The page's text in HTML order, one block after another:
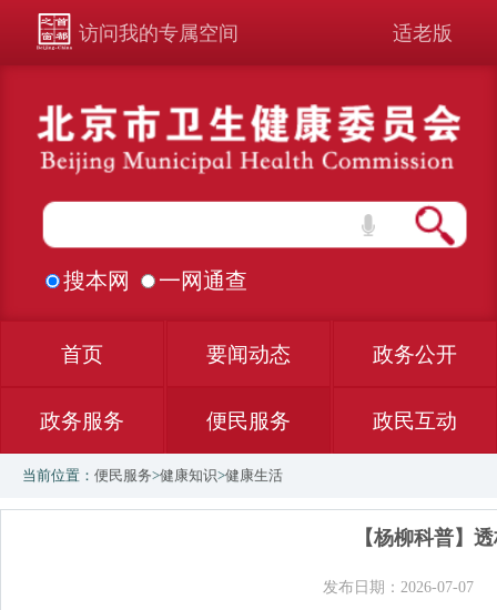
访问我的专属空间 适老版
搜本网 一网通查
首页 要闻动态 政务公开
政务服务 便民服务 政民互动
当前位置： 便民服务>健康知识>健康生活
【杨柳科普】
发布日期：2026-07-07